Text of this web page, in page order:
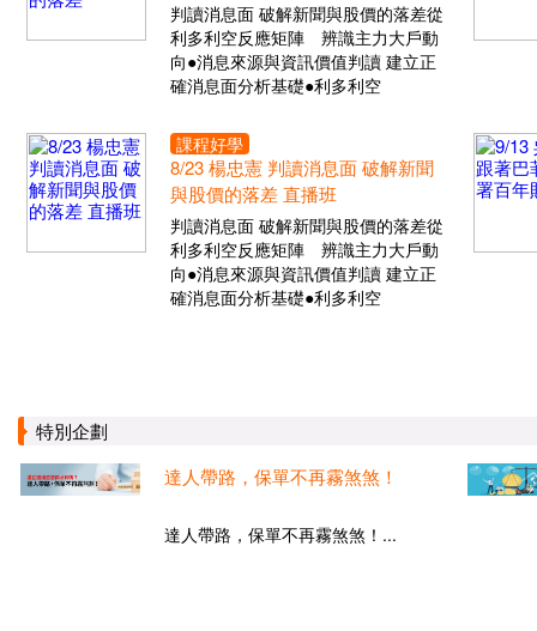
判讀消息面 破解新聞與股價的落差從
利多利空反應矩陣 辨識主力大戶動
向●消息來源與資訊價值判讀 建立正
確消息面分析基礎●利多利空
課程好學
8/23 楊忠憲 判讀消息面 破解新聞
與股價的落差 直播班
判讀消息面 破解新聞與股價的落差從
利多利空反應矩陣 辨識主力大戶動
向●消息來源與資訊價值判讀 建立正
確消息面分析基礎●利多利空
特別企劃
達人帶路，保單不再霧煞煞！
達人帶路，保單不再霧煞煞！...